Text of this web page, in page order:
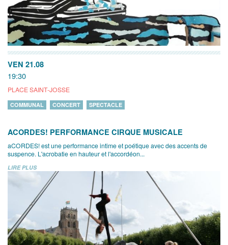
VEN 21.08
19:30
PLACE SAINT-JOSSE
COMMUNAL CONCERT SPECTACLE
ACORDES! PERFORMANCE CIRQUE MUSICALE
aCORDES! est une performance intime et poétique avec des accents de
suspence. L'acrobatie en hauteur et l'accordéon...
LIRE PLUS